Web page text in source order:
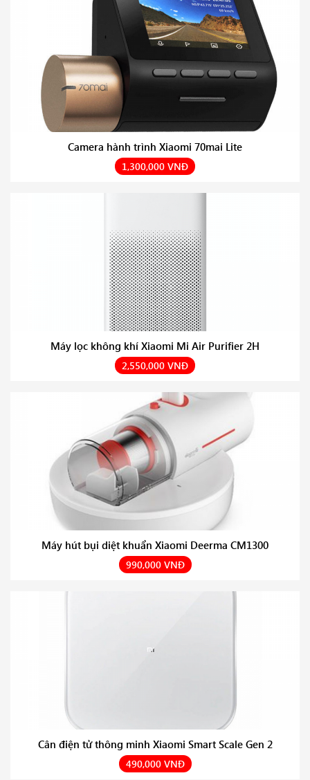
Camera hành trình Xiaomi 70mai Lite
1,300,000 VNĐ
Máy lọc không khí Xiaomi Mi Air Purifier 2H
2,550,000 VNĐ
Máy hút bụi diệt khuẩn Xiaomi Deerma CM1300
990,000 VNĐ
Cân điện tử thông minh Xiaomi Smart Scale Gen 2
490,000 VNĐ